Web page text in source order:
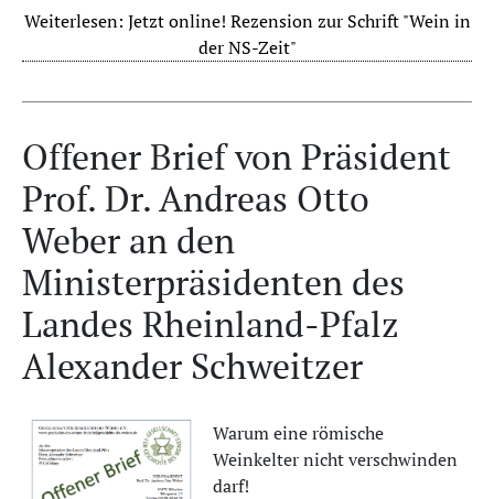
Weiterlesen: Jetzt online! Rezension zur Schrift "Wein in
der NS-Zeit"
Offener Brief von Präsident
Prof. Dr. Andreas Otto
Weber an den
Ministerpräsidenten des
Landes Rheinland-Pfalz
Alexander Schweitzer
Warum eine römische
Weinkelter nicht verschwinden
darf!